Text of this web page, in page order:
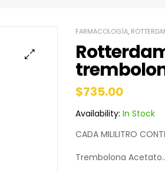
FARMACOLOGÍA,
$735.00
Availability: In Stock
CADA MILILITRO
Trembolona